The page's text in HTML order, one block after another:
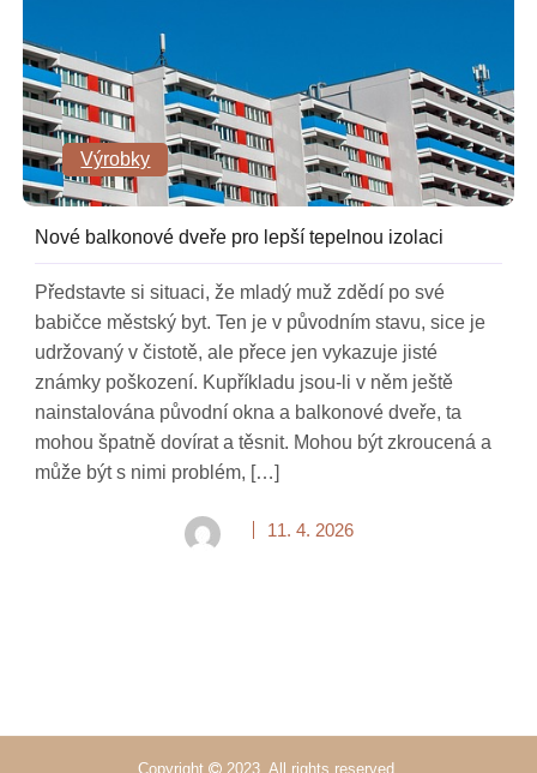
Výrobky
Nové balkonové dveře pro lepší tepelnou izolaci
Představte si situaci, že mladý muž zdědí po své
babičce městský byt. Ten je v původním stavu, sice je
udržovaný v čistotě, ale přece jen vykazuje jisté
známky poškození. Kupříkladu jsou-li v něm ještě
nainstalována původní okna a balkonové dveře, ta
mohou špatně dovírat a těsnit. Mohou být zkroucená a
může být s nimi problém, […]
11. 4. 2026
Copyright 2023. All rights reserved.